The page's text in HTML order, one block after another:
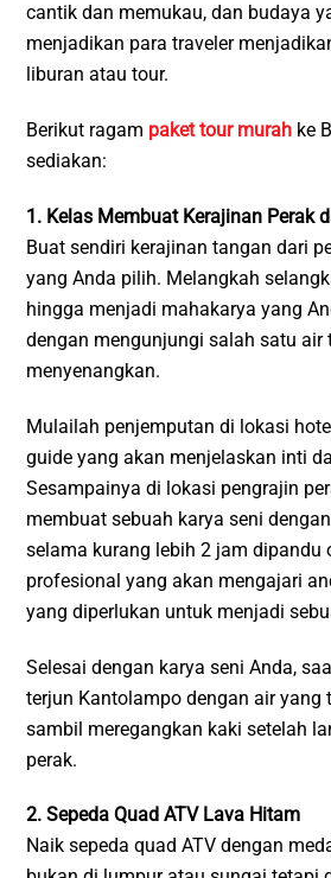
cantik dan memukau, dan budaya
menjadikan para traveler
liburan atau tour.
Berikut ragam paket tour murah ke
sediakan:
1. Kelas Membuat Kerajinan Perak
Buat sendiri kerajinan tangan dari
yang Anda pilih. Melangkah
hingga menjadi mahakarya yang
dengan mengunjungi salah satu air
menyenangkan.
Mulailah penjemputan di lokasi
guide yang akan menjelaskan inti
Sesampainya di lokasi pengrajin
membuat sebuah karya seni
selama kurang lebih 2 jam dipandu
profesional yang akan mengajari
yang diperlukan untuk menjadi
Selesai dengan karya seni Anda,
terjun Kantolampo dengan air yang
sambil meregangkan kaki setelah
perak.
2. Sepeda Quad ATV Lava Hitam
Naik sepeda quad ATV dengan